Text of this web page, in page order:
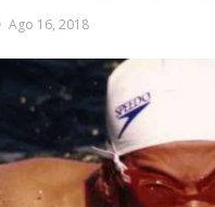
Ago 16, 2018